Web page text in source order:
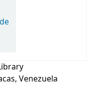
Venezuela